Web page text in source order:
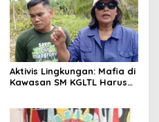
Aktivis Lingkungan: Mafia di
Kawasan SM KGLTL Harus